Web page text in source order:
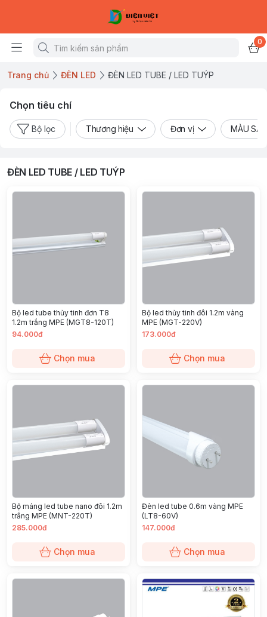
0
Trang chủ ĐÈN LED ĐÈN LED TUBE / LED TUÝP
Chọn tiêu chí
Bộ lọc Thương hiệu Đơn vị MÀU
ĐÈN LED TUBE / LED TUÝP
Bộ led tube thủy tinh đơn T8
1.2m trắng MPE (MGT8-120T)
94.000đ
Chọn mua
Bộ led thủy tinh đôi 1.2m vàng
MPE (MGT-220V)
173.000đ
Chọn mua
Bộ máng led tube nano đôi 1.2m
trắng MPE (MNT-220T)
285.000đ
Chọn mua
Đèn led tube 0.6m vàng MPE
(LT8-60V)
147.000đ
Chọn mua